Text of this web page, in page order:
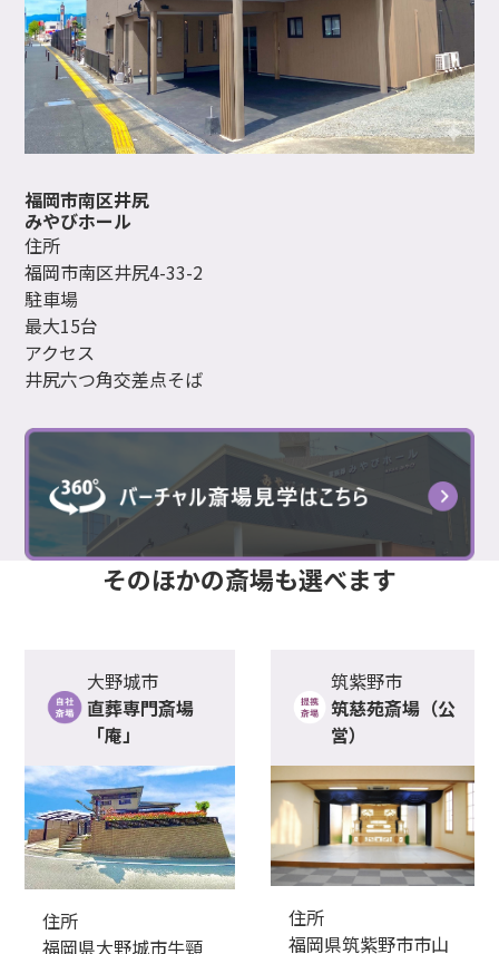
福岡市南区井尻
みやびホール
住所
福岡市南区井尻4-33-2
駐車場
最大15台
アクセス
井尻六つ角交差点そば
そのほかの斎場も選べます
大野城市
直葬専門斎場
「庵」
住所
福岡県大野城市牛頸
筑紫野市
筑慈苑斎場（公
営）
住所
福岡県筑紫野市市山